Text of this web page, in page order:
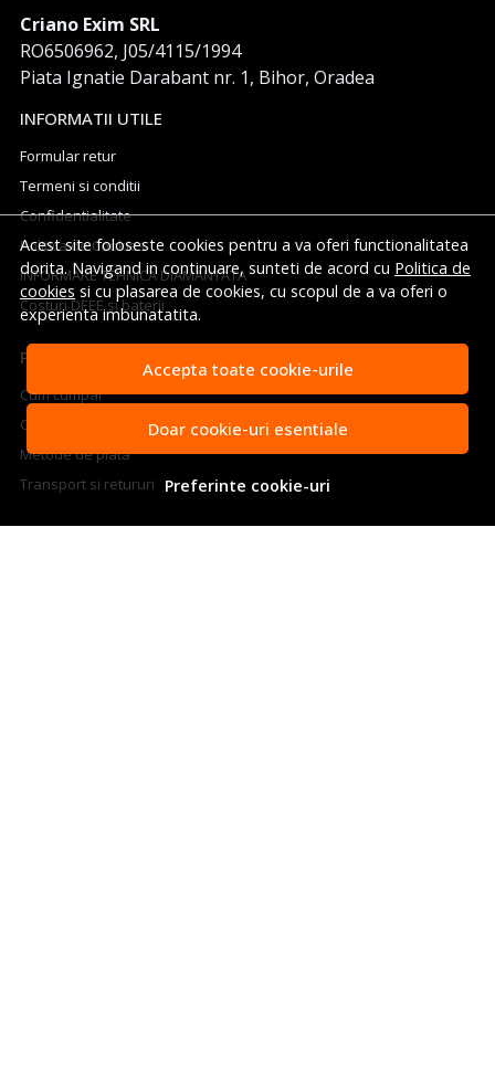
Acest site foloseste cookies pentru a va oferi functionalitatea
dorita. Navigand in continuare, sunteti de acord cu Politica de
cookies si cu plasarea de cookies, cu scopul de a va oferi o
experienta imbunatatita.
Accepta toate cookie-urile
Doar cookie-uri esentiale
Preferinte cookie-uri
Criano Exim SRL
RO6506962, J05/4115/1994
Piata Ignatie Darabant nr. 1, Bihor, Oradea
INFORMATII UTILE
Formular retur
Termeni si conditii
Confidentialitate
Politica de Cookies
INFORMARE TEHNICA DIAMANTATA
Costuri DEEE si baterii
PLATA SI LIVRARE
Cum cumpar
Cosul meu
Metode de plata
Transport si retururi